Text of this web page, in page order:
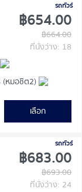
รถทัวร์
฿654.00
฿664.00
ที่นั่งว่าง: 18
(หมอชิต2)
เลือก
รถทัวร์
฿683.00
฿693.00
ที่นั่งว่าง: 24